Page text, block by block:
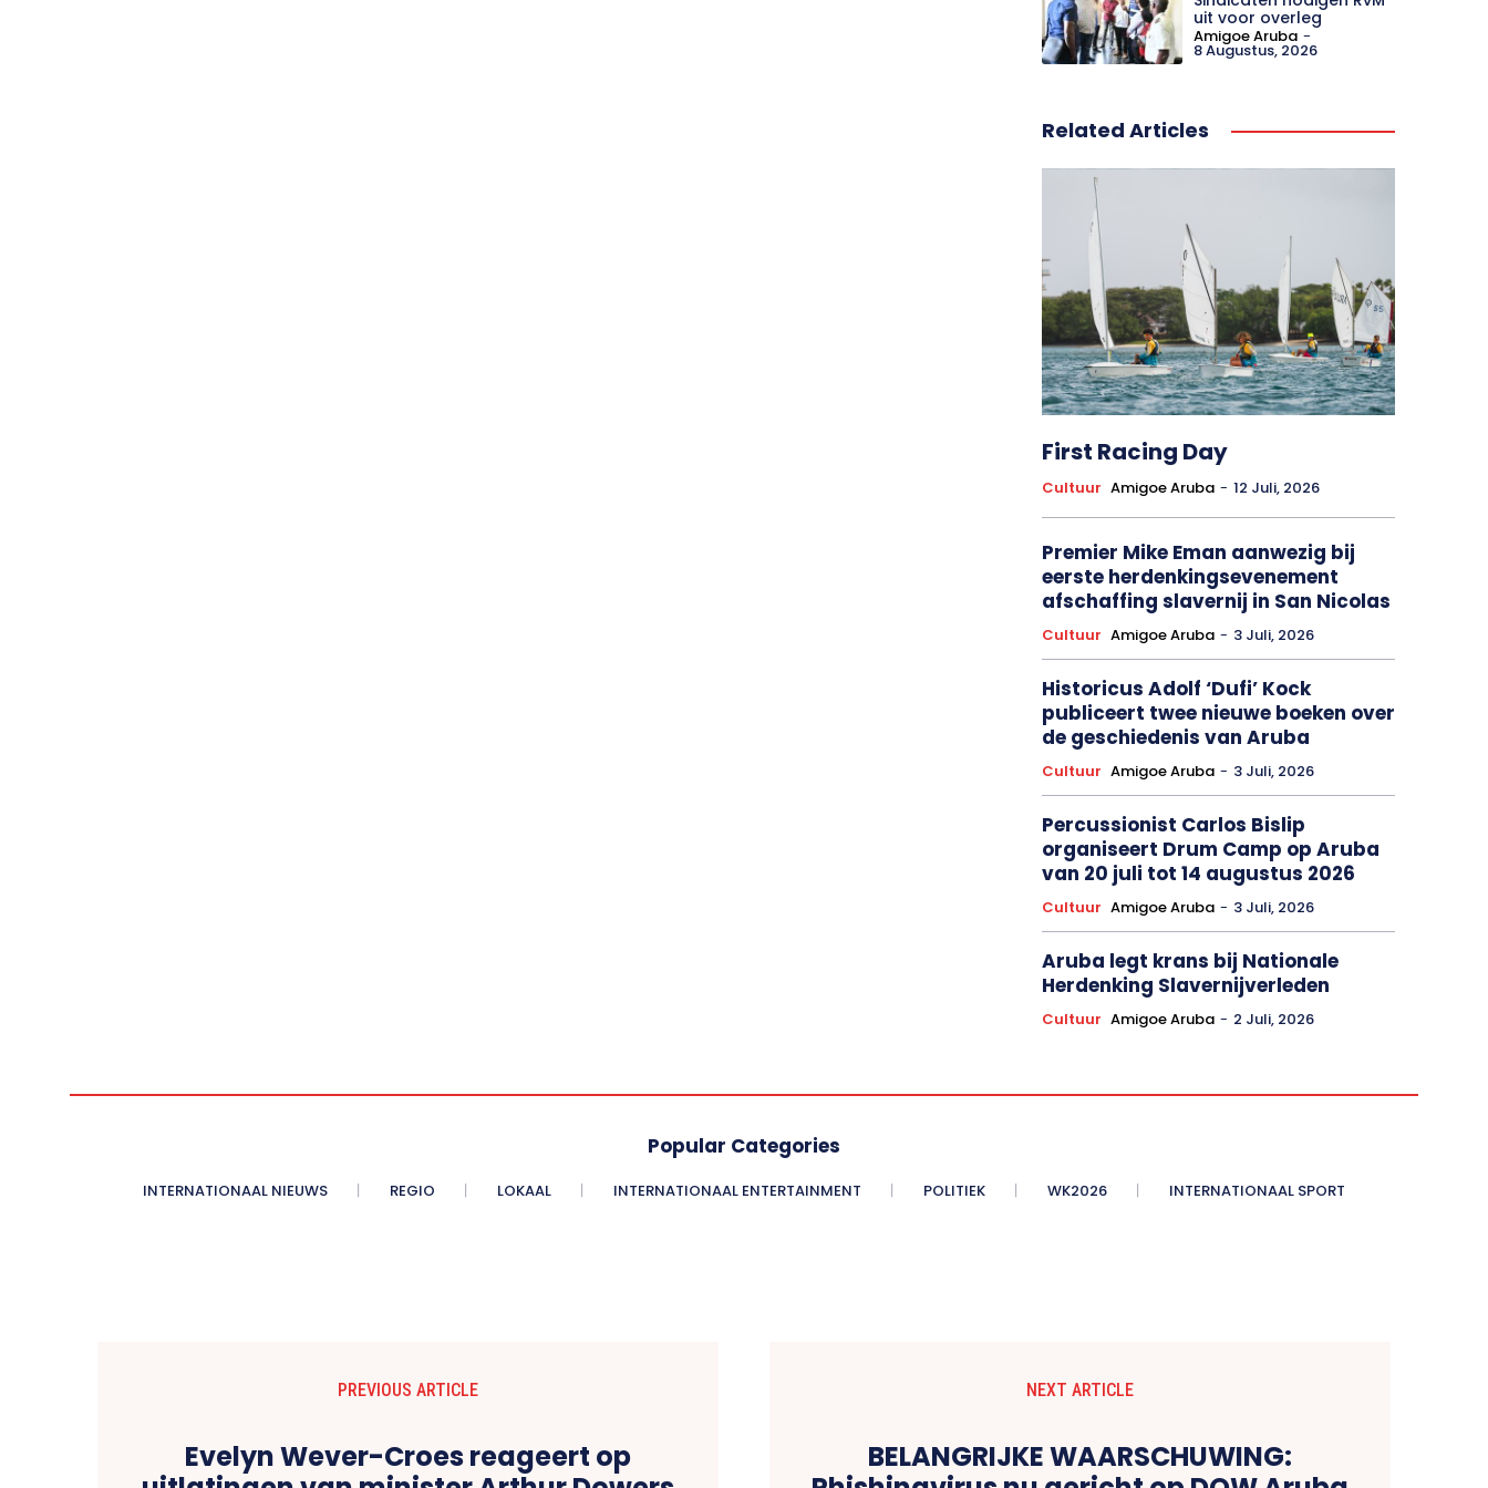
uit voor overleg
Amigoe Aruba -
8 Augustus, 2026
Related Articles
First Racing Day
Cultuur Amigoe Aruba - 12 Juli, 2026
Premier Mike Eman aanwezig bij
eerste herdenkingsevenement
afschaffing slavernij in San Nicolas
Cultuur Amigoe Aruba - 3 Juli, 2026
Historicus Adolf ‘Dufi’ Kock
publiceert twee nieuwe boeken over
de geschiedenis van Aruba
Cultuur Amigoe Aruba - 3 Juli, 2026
Percussionist Carlos Bislip
organiseert Drum Camp op Aruba
van 20 juli tot 14 augustus 2026
Cultuur Amigoe Aruba - 3 Juli, 2026
Aruba legt krans bij Nationale
Herdenking Slavernijverleden
Cultuur Amigoe Aruba - 2 Juli, 2026
Popular Categories
INTERNATIONAAL NIEUWS REGIO LOKAAL INTERNATIONAAL ENTERTAINMENT POLITIEK WK2026 INTERNATIONAAL SPORT
PREVIOUS ARTICLE
Evelyn Wever-Croes reageert op
NEXT ARTICLE
BELANGRIJKE WAARSCHUWING: